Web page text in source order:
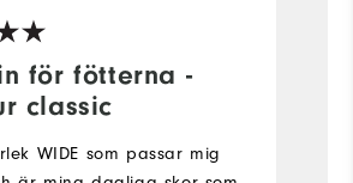
för fötterna -
classic
WIDE som passar mig